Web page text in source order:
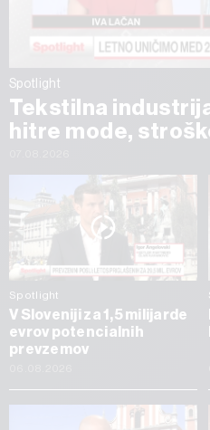
Spotlight
Tekstilna
hitre mode,
Spotlight
V Sloveniji za 1,5 milijarde
evrov potencialnih
prevzemov